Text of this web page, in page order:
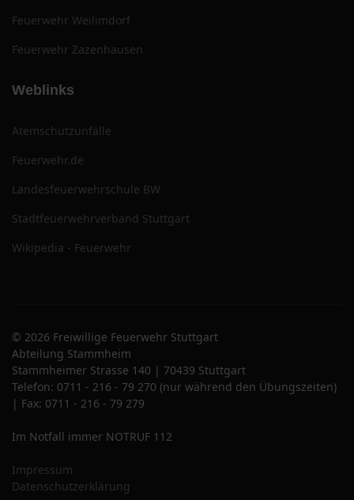
Feuerwehr Weilimdorf
Feuerwehr Zazenhausen
Weblinks
Atemschutzunfälle
Feuerwehr.de
Landesfeuerwehrschule BW
Stadtfeuerwehrverband Stuttgart
Wikipedia - Feuerwehr
© 2026 Freiwillige Feuerwehr Stuttgart
Abteilung Stammheim
Stammheimer Strasse 140 | 70439 Stuttgart
Telefon: 0711 - 216 - 79 270 (nur während den Übungszeiten)
| Fax: 0711 - 216 - 79 279
Im Notfall immer NOTRUF 112
Impressum
Datenschutzerklärung